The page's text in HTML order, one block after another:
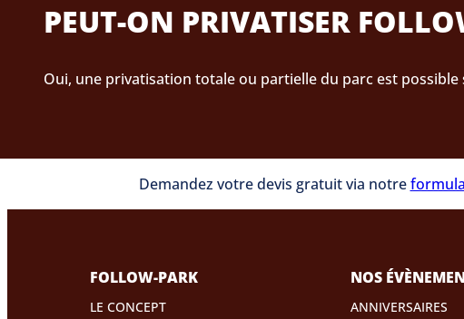
PEUT-ON PRIVATISER
Oui, une privatisation totale ou partielle du parc est
Demandez votre devis gratuit via notre
FOLLOW-PARK
LE CONCEPT
NOS
ANNIVERSAIRES